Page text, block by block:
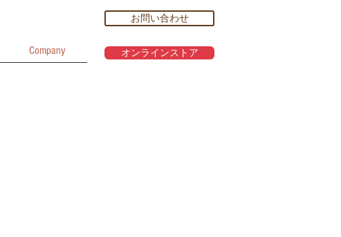
Company
お問い合わせ
オンラインストア